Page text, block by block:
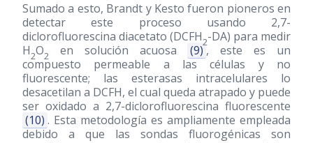
Sumado a esto, Brandt y Kesto fueron pioneros en
detectar este proceso usando 2,7-
diclorofluorescina diacetato (DCFH2-DA) para medir
H2O2 en solución acuosa (9), este es un
compuesto permeable a las células y no
fluorescente; las esterasas intracelulares lo
desacetilan a DCFH, el cual queda atrapado y puede
ser oxidado a 2,7-diclorofluorescina fluorescente
(10) . Esta metodología es ampliamente empleada
debido a que las sondas fluorogénicas son